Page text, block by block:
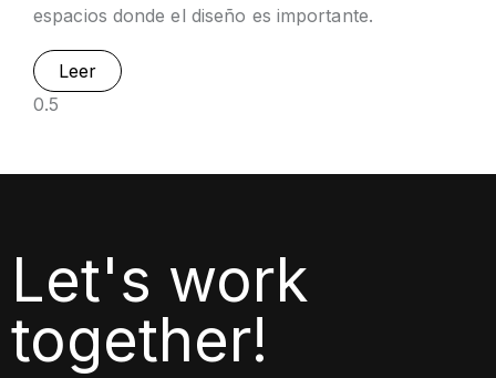
espacios donde el diseño es importante.
Leer
Let's work
together!